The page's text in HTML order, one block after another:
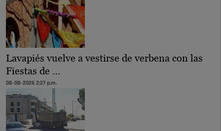
Lavapiés vuelve a vestirse de verbena con las
Fiestas de …
08-08-2026 2:27 p.m.